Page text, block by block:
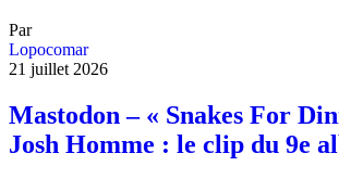
Par
Lopocomar
21 juillet 2026
Mastodon – « Snakes For
Josh Homme : le clip du 9e